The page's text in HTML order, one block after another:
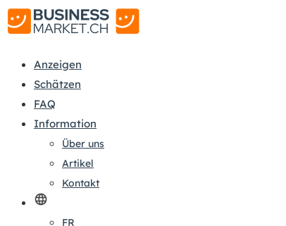
Anzeigen
Schätzen
FAQ
Information
Über uns
Artikel
Kontakt
FR